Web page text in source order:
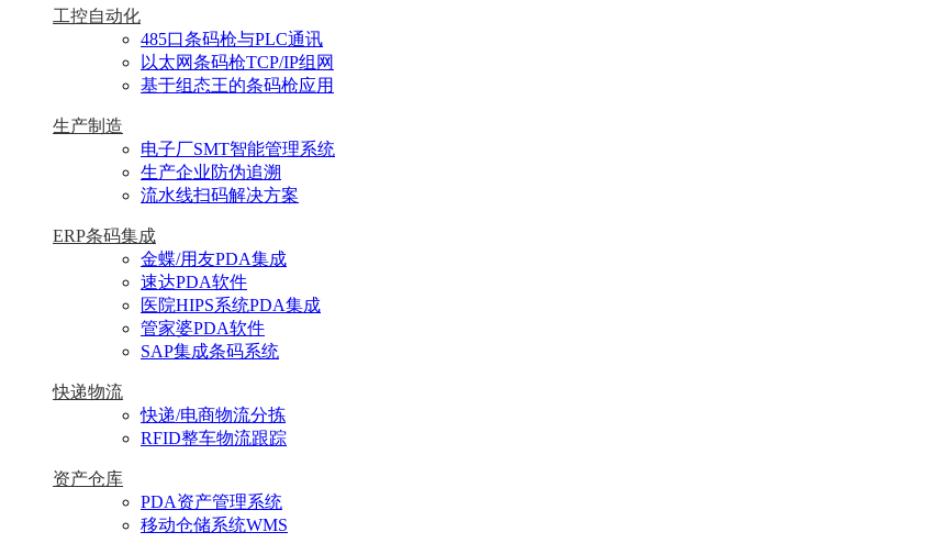
工控自动化
485口条码枪与PLC通讯
以太网条码枪TCP/IP组网
基于组态王的条码枪应用
生产制造
电子厂SMT智能管理系统
生产企业防伪追溯
流水线扫码解决方案
ERP条码集成
金蝶/用友PDA集成
速达PDA软件
医院HIPS系统PDA集成
管家婆PDA软件
SAP集成条码系统
快递物流
快递/电商物流分拣
RFID整车物流跟踪
资产仓库
PDA资产管理系统
移动仓储系统WMS